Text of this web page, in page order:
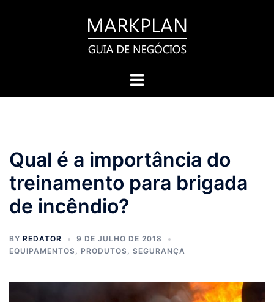
Toggle
Qual é a importância do
treinamento para brigada
de incêndio?
BY REDATOR
9 DE JULHO DE 2018
EQUIPAMENTOS, PRODUTOS, SEGURANÇA